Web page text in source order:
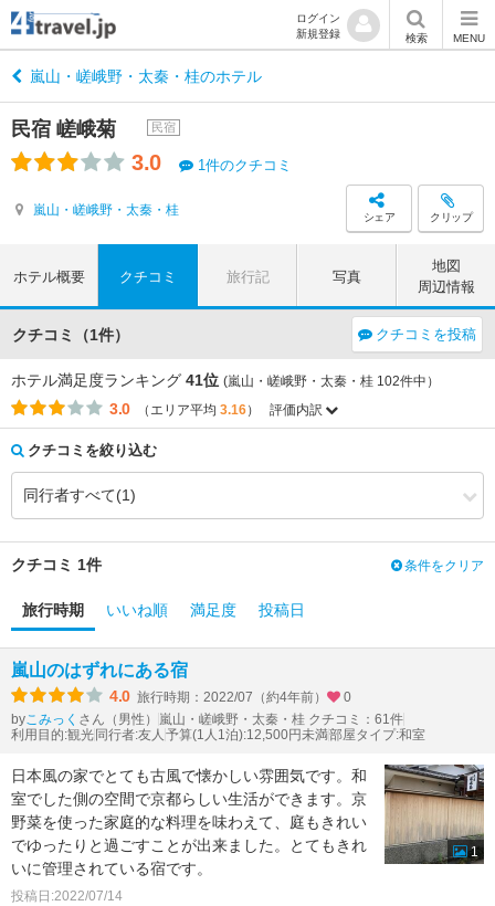
ログイン
新規登録
検索 MENU
嵐山・嵯峨野・太秦・桂のホテル
民宿 嵯峨菊 民宿
3.0 1件のクチコミ
嵐山・嵯峨野・太秦・桂 シェア クリップ
ホテル概要 クチコミ 旅行記 写真
地図
周辺情報
クチコミ（1件） クチコミを投稿
ホテル満足度ランキング 41位 (嵐山・嵯峨野・太秦・桂 102件中）
3.0 （エリア平均 3.16）
評価内訳
評価項目
エリア平均
このホテルの平均
アクセス
コストパフォーマンス
接客対応 4.01 3.50（-0.51）
風呂
食事・ドリンク
クチコミを絞り込む
クチコミ 1件 条件をクリア
旅行時期 いいね順 満足度 投稿日
嵐山のはずれにある宿
4.0 旅行時期：2022/07（約4年前）
0
byこみっく さん（男性）
嵐山・嵯峨野・太秦・桂 クチコミ：61件
利用目的:観光 同行者:友人 予算(1人1泊):12,500円未満部屋タイプ:和室
日本風の家でとても古風で懐かしい雰囲気です。和
室でした側の空間で京都らしい生活ができます。京
野菜を使った家庭的な料理を味わえて、庭もきれい
でゆったりと過ごすことが出来ました。とてもきれ
いに管理されている宿です。
投稿日:2022/07/14
1